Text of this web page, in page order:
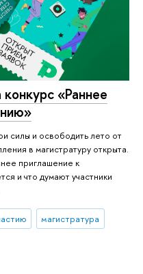
«Раннее
силы и освободить лето от
в магистратуру открыта.
приглашение к
и что думают участники
магистратура